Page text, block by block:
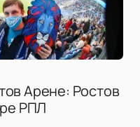
Арене: Ростов
РПЛ